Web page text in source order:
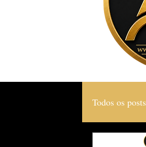
Todos os posts